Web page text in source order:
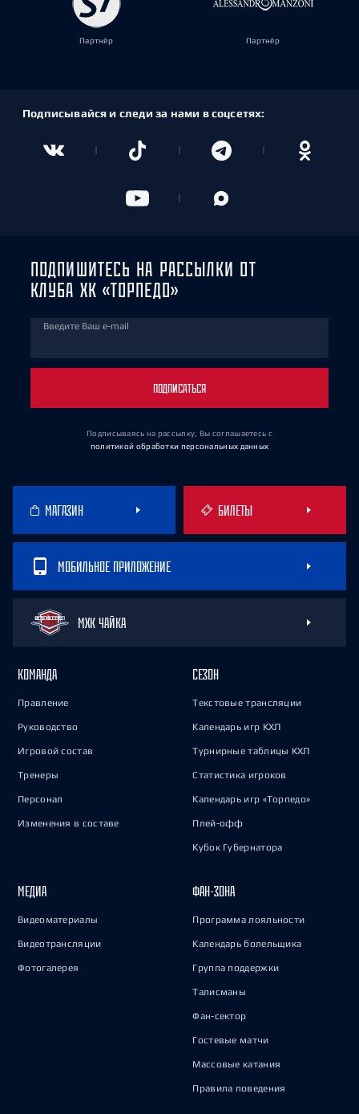
Партнёр Партнёр
Подписывайся и следи за нами в соцсетях:
ПОДПИШИТЕСЬ НА РАССЫЛКИ ОТ
КЛУБА ХК «ТОРПЕДО»
Введите Ваш e-mail
ПОДПИСАТЬСЯ
Подписываясь на рассылку, Вы соглашаетесь с
политикой обработки персональных данных
МАГАЗИН БИЛЕТЫ
МОБИЛЬНОЕ ПРИЛОЖЕНИЕ
МХК ЧАЙКА
КОМАНДА
Правление
Руководство
Игровой состав
Тренеры
Персонал
Изменения в составе
СЕЗОН
Текстовые трансляции
Календарь игр КХЛ
Турнирные таблицы КХЛ
Статистика игроков
Календарь игр «Торпедо»
Плей-офф
Кубок Губернатора
МЕДИА
Видеоматериалы
Видеотрансляции
Фотогалерея
ФАН-ЗОНА
Программа лояльности
Календарь болельщика
Группа поддержки
Талисманы
Фан-сектор
Гостевые матчи
Массовые катания
Правила поведения